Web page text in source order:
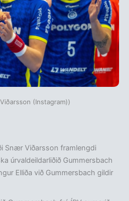
(Instagram))
Snær Viðarsson framlengdi
úrvaldeildarliðið Gummersbach
Elliða við Gummersbach gildir